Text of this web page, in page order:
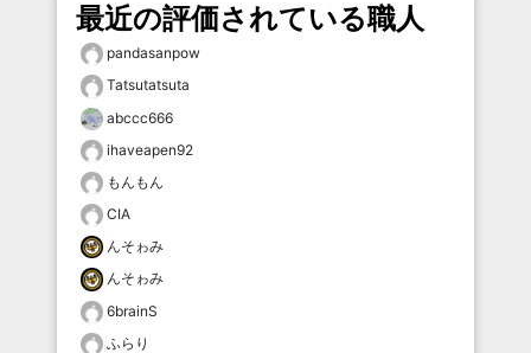
最近の評価されている職人
pandasanpow
Tatsutatsuta
abccc666
ihaveapen92
もんもん
CIA
んそゎみ
んそゎみ
6brainS
ふらり